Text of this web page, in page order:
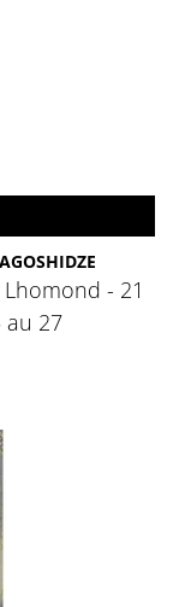
- 21
au 27